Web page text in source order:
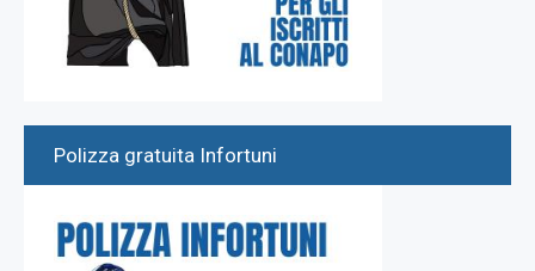
Polizza gratuita Infortuni